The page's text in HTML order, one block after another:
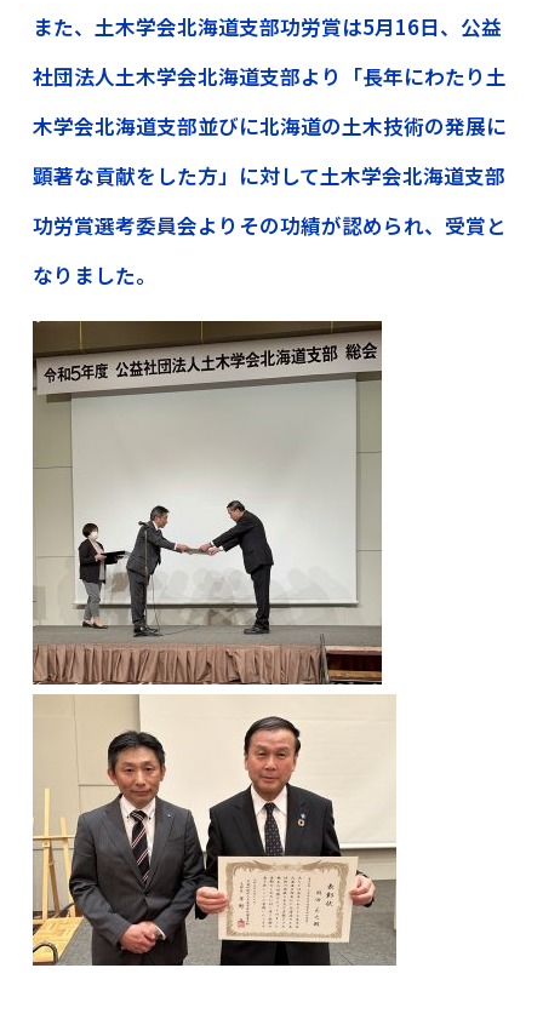
また、土木学会北海道支部功労賞は5月16日、公益
社団法人土木学会北海道支部より「長年にわたり土
木学会北海道支部並びに北海道の土木技術の発展に
顕著な貢献をした方」に対して土木学会北海道支部
功労賞選考委員会よりその功績が認められ、受賞と
なりました。